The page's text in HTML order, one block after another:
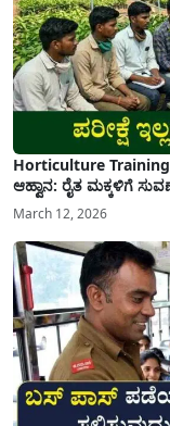
Horticulture
ಆಹ್ವಾನ: ರೈತ ಮಕ್ಕಳಿಗೆ
March 12, 2026